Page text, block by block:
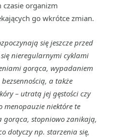
czasie organizm
go wkrótce zmian.
się jeszcze przed
nieregularnymi cyklami
gorąca, wypadaniem
a także
– utratą jej gęstości czy
menopauzie niektóre te
gorąca, stopniowo zanikają,
dotyczy np. starzenia się,